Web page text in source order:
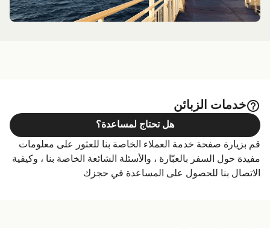
خدمات الزبائن
قم بزيارة صفحة خدمة العملاء الخاصة بنا للعثور على معلومات
مفيدة حول السفر بالعبّارة ، والأسئلة الشائعة الخاصة بنا ، وكيفية
الاتصال بنا للحصول على المساعدة في حجزك
هل تحتاج لمساعدة؟